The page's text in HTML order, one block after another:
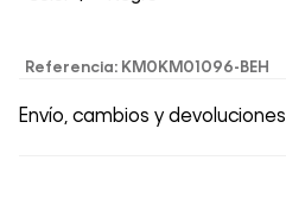
Referencia: KM0KM01096-BEH
Envío, cambios y devoluciones